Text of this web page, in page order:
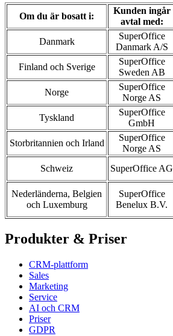
Om du är bosatt i:
Kunden ingår
avtal med:
Danmark
SuperOffice
Danmark A/S
Finland och Sverige
SuperOffice
Sweden AB
Norge
SuperOffice
Norge AS
Tyskland
SuperOffice
GmbH
Storbritannien och Irland
SuperOffice
Norge AS
Schweiz
SuperOffice AG
Nederländerna, Belgien
och Luxemburg
SuperOffice
Benelux B.V.
Produkter & Priser
CRM-plattform
Sales
Marketing
Service
AI och CRM
Priser
GDPR